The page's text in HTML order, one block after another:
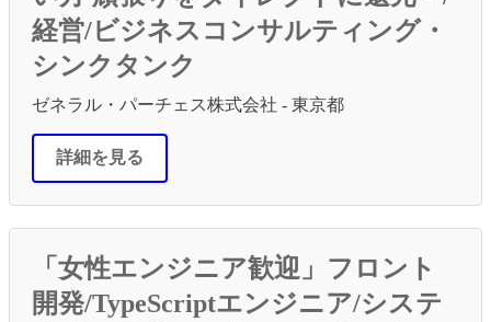
経営/ビジネスコンサルティング・
シンクタンク
ゼネラル・パーチェス株式会社 - 東京都
詳細を見る
「女性エンジニア歓迎」フロント
開発/TypeScriptエンジニア/システ